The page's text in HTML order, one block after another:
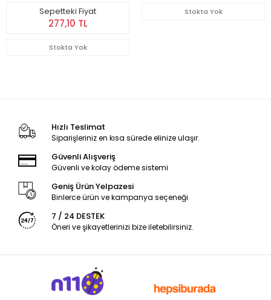
Sepetteki Fiyat
277,10 TL
Stokta Yok
Stokta Yok
Hızlı Teslimat
Siparişleriniz en kısa sürede elinize ulaşır.
Güvenli Alışveriş
Güvenli ve kolay ödeme sistemi
Geniş Ürün Yelpazesi
Binlerce ürün ve kampanya seçeneği
7 / 24 DESTEK
Öneri ve şikayetlerinizi bize iletebilirsiniz.